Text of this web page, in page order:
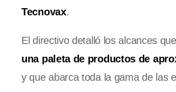
Tecnovax.
El directivo detalló los alcances
una paleta de productos de
y que abarca toda la gama de las